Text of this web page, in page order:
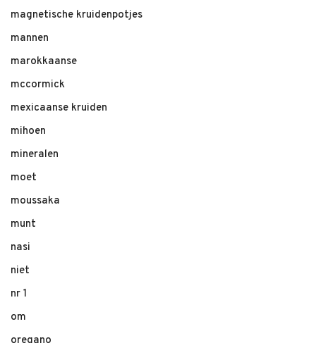
magnetische kruidenpotjes
mannen
marokkaanse
mccormick
mexicaanse kruiden
mihoen
mineralen
moet
moussaka
munt
nasi
niet
nr 1
om